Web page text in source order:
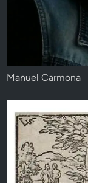
Manuel Carmona